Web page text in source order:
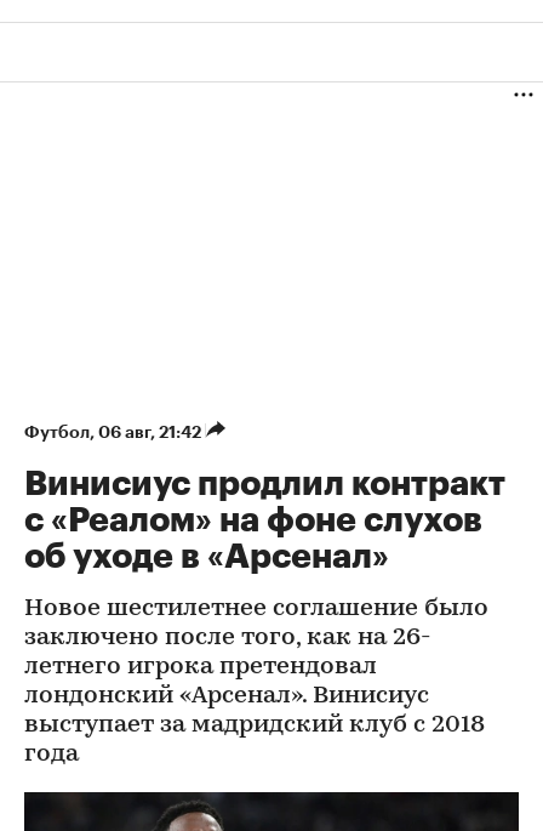
Футбол⁠, 06 авг, 21:42
Винисиус продлил контракт
с «Реалом» на фоне слухов
об уходе в «Арсенал»
Новое шестилетнее соглашение было
заключено после того, как на 26-
летнего игрока претендовал
лондонский «Арсенал». Винисиус
выступает за мадридский клуб с 2018
года